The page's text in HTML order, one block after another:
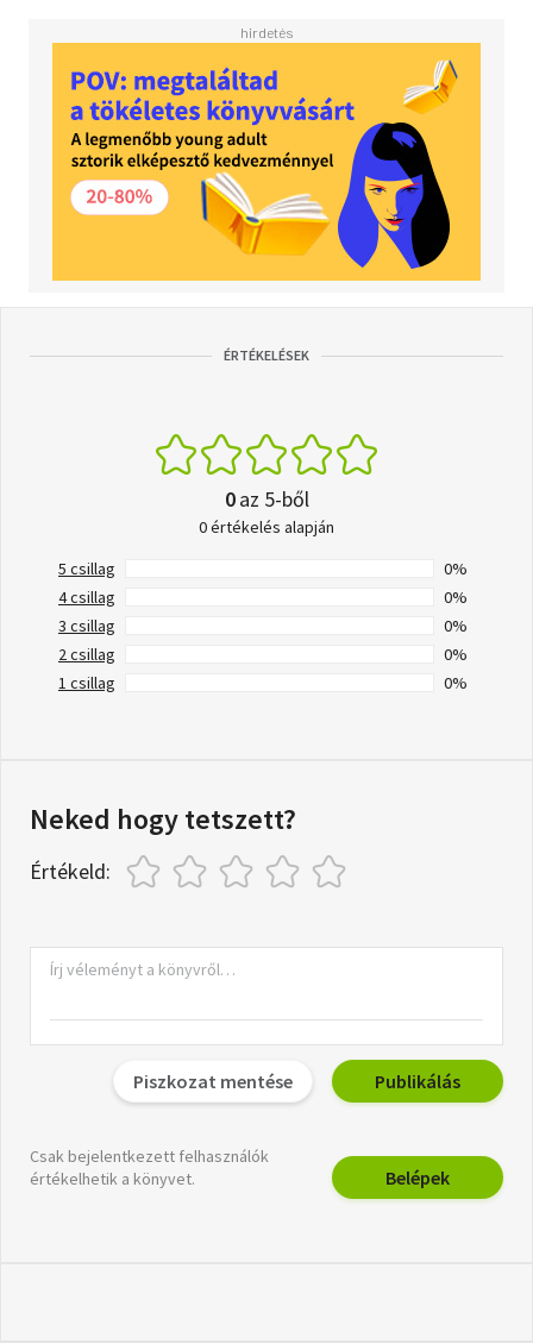
ÉRTÉKELÉSEK
0az 5-ből
0 értékelés alapján
5 csillag
0%
4 csillag
0%
3 csillag
0%
2 csillag
0%
1 csillag
0%
Neked hogy tetszett?
Értékeld:
Piszkozat mentése Publikálás
Csak bejelentkezett felhasználók
értékelhetik a könyvet.
Belépek